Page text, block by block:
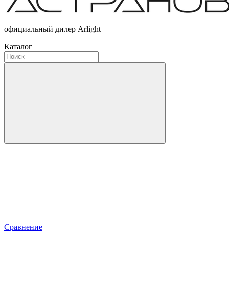
официальный дилер Arlight
Каталог
Сравнение